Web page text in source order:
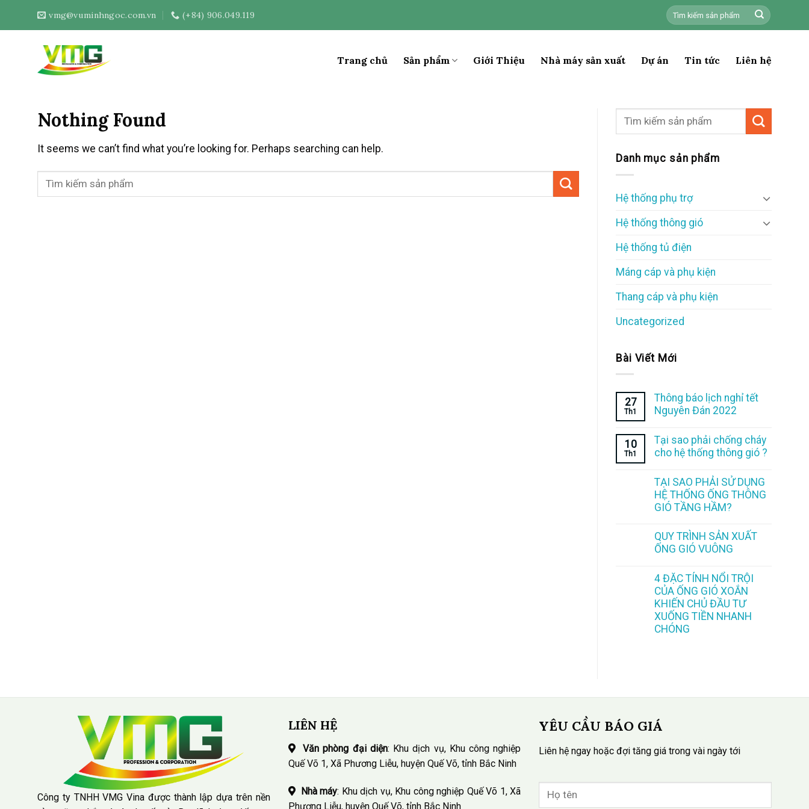
vmg@vuminhngoc.com.vn (+84) 906.049.119
Tìm
kiếm:
Trang chủ Sản phẩm Giới Thiệu Nhà máy sản xuất Dự án Tin tức Liên hệ
Nothing Found
It seems we can’t find what you’re looking for. Perhaps searching can help.
Danh mục sản phẩm
Hệ thống phụ trợ
Hệ thống thông gió
Hệ thống tủ điện
Máng cáp và phụ kiện
Thang cáp và phụ kiện
Uncategorized
Bài Viết Mới
27
Th1
Thông báo lịch nghỉ tết
Nguyên Đán 2022
10
Th1
Tại sao phải chống cháy
cho hệ thống thông gió ?
TẠI SAO PHẢI SỬ DỤNG
HỆ THỐNG ỐNG THÔNG
GIÓ TẦNG HẦM?
QUY TRÌNH SẢN XUẤT
ỐNG GIÓ VUÔNG
4 ĐẶC TÍNH NỔI TRỘI
CỦA ỐNG GIÓ XOẮN
KHIẾN CHỦ ĐẦU TƯ
XUỐNG TIỀN NHANH
CHÓNG
Công ty TNHH VMG Vina được thành lập dựa trên nền
LIÊN HỆ
Văn phòng đại diện: Khu dịch vụ, Khu công nghiệp
Quế Võ 1, Xã Phương Liễu, huyện Quế Võ, tỉnh Bắc Ninh
Nhà máy: Khu dịch vụ, Khu công nghiệp Quế Võ 1, Xã
Phương Liễu, huyện Quế Võ, tỉnh Bắc Ninh
YÊU CẦU BÁO GIÁ
Liên hệ ngay hoặc đợi tăng giá trong vài ngày tới